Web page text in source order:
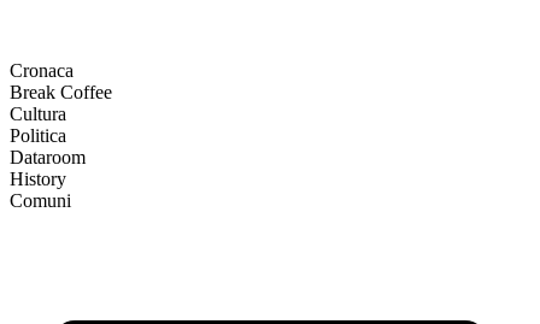
Cronaca
Break Coffee
Cultura
Politica
Dataroom
History
Comuni